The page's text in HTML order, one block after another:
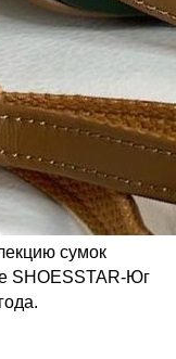
сумок
SHOESSTAR-Юг